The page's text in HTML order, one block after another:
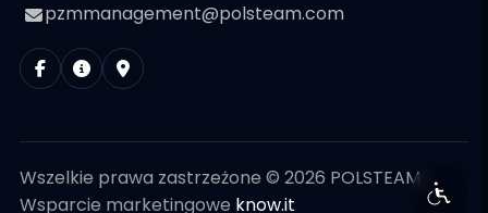
pzmmanagement@polsteam.com
Wszelkie prawa zastrzeżone © 2026 POLSTEAM
Wsparcie marketingowe know.it